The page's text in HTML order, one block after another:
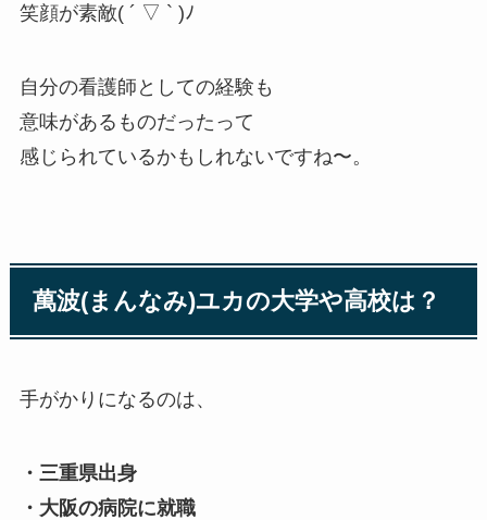
笑顔が素敵( ´ ▽ ` )ﾉ
自分の看護師としての経験も
意味があるものだったって
感じられているかもしれないですね〜。
萬波(まんなみ)ユカの大学や高校は？
手がかりになるのは、
・三重県出身
・大阪の病院に就職